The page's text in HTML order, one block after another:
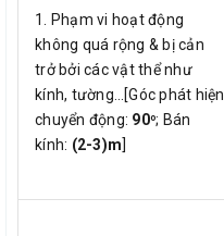
1. Phạm vi hoạt động
không quá rộng & bị cản
trở bởi các vật thể như
kính, tường…[Góc phát hiện
chuyển động: 90o; Bán
kính: (2-3)m]